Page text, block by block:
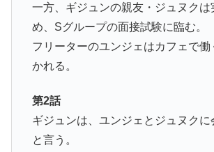
一方、ギジュンの親友・ジュヌクは
め、Sグループの面接試験に臨む。
フリーターのユンジェはカフェで働
かれる。
第2話
ギジュンは、ユンジェとジュヌクに
と言う。